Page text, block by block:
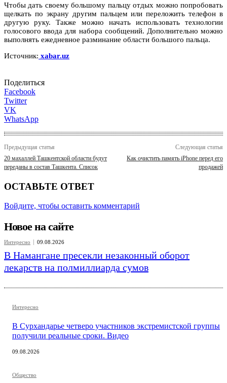
Чтобы дать своему большому пальцу отдых можно попробовать
щелкать по экрану другим пальцем или переложить телефон в
другую руку. Также можно начать использовать технологии
голосового ввода для набора сообщений. Дополнительно можно
выполнять ежедневное разминание области большого пальца.
Источник: xabar.uz
Поделиться
Facebook
Twitter
VK
WhatsApp
Предыдущая статья
20 махаллей Ташкентской области будут
переданы в состав Ташкента. Список
Следующая статья
Как очистить память iPhone перед его
продажей
ОСТАВЬТЕ ОТВЕТ
Войдите, чтобы оставить комментарий
Новое на сайте
Интересно 09.08.2026
В Намангане пресекли незаконный оборот
лекарств на полмиллиарда сумов
Интересно
В Сурхандарье четверо участников экстремистской группы
получили реальные сроки. Видео
09.08.2026
Общество